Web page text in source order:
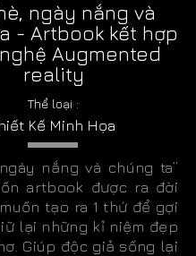
ngày nắng và
- Artbook kết hợp
Augmented
reality
Thể loại :
Kế Minh Họa
nắng và chúng ta”
artbook được ra đời
tạo ra 1 thứ để gợi
lại những kỉ niệm đẹp
Giúp độc giả sống lại